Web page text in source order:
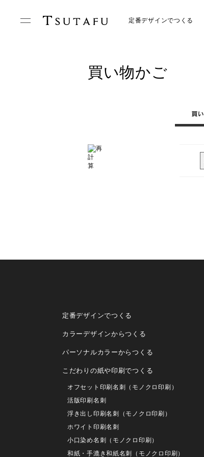
定番デザインでつくる
買い物かご
定番デザインでつくる
カラーデザインからつくる
パーソナルカラーからつくる
こだわりの紙や印刷でつくる
オフセット印刷名刺（モノクロ印刷）
活版印刷名刺
浮き出し印刷名刺（モノクロ印刷）
ホワイト印刷名刺
小口染め名刺（モノクロ印刷）
和紙・手漉き和紙名刺（モノクロ印刷）